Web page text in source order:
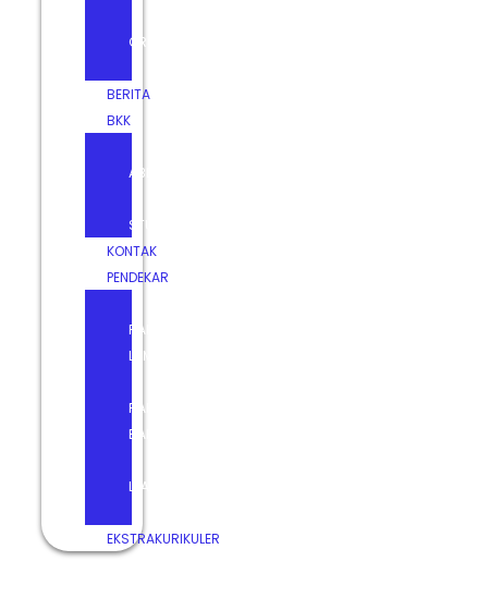
ORGANISASI
BERITA
BKK
ABE
STUDY
KONTAK
PENDEKAR
RAPOR-
LAMA
RAPOR-
BARU
LEARNING
EKSTRAKURIKULER